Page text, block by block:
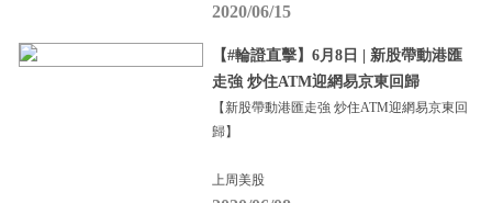
2020/06/15
【#輪證直擊】6月8日 | 新股帶動港匯
走強 炒住ATM迎網易京東回歸
【新股帶動港匯走強 炒住ATM迎網易京東回
歸】
上周美股